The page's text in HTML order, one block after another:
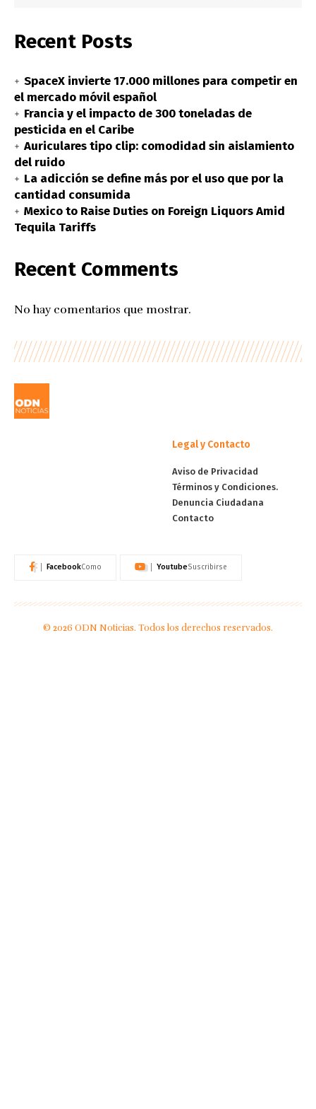
Recent Posts
SpaceX invierte 17.000 millones para competir en
el mercado móvil español
Francia y el impacto de 300 toneladas de
pesticida en el Caribe
Auriculares tipo clip: comodidad sin aislamiento
del ruido
La adicción se define más por el uso que por la
cantidad consumida
Mexico to Raise Duties on Foreign Liquors Amid
Tequila Tariffs
Recent Comments
No hay comentarios que mostrar.
Legal y Contacto
Aviso de Privacidad
Términos y Condiciones.
Denuncia Ciudadana
Contacto
FacebookComo YoutubeSuscribirse
© 2026 ODN Noticias. Todos los derechos reservados.